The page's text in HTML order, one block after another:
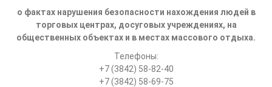
о фактах нарушения безопасности нахождения людей в
торговых центрах, досуговых учреждениях, на
общественных объектах и в местах массового отдыха.
Телефоны:
+7 (3842) 58-82-40
+7 (3842) 58-69-75